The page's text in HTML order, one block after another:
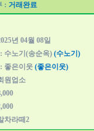
: 거래완료
년 04월 08일
수노기(송순옥) (수노기)
좋은이웃 (좋은이웃)
원업소
차라떼2